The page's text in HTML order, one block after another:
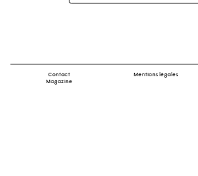
Contact
Magazine
Mentions légales